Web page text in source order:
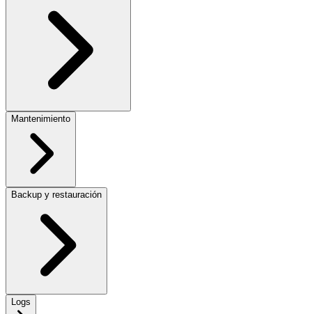
Mantenimiento
Backup y restauración
Logs